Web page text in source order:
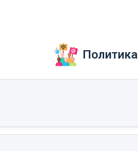
Политика